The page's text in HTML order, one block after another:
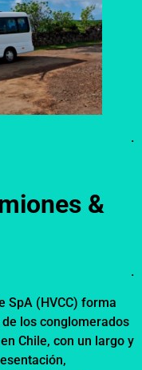
.
&
.
SpA (HVCC) forma
los conglomerados
Chile, con un largo y